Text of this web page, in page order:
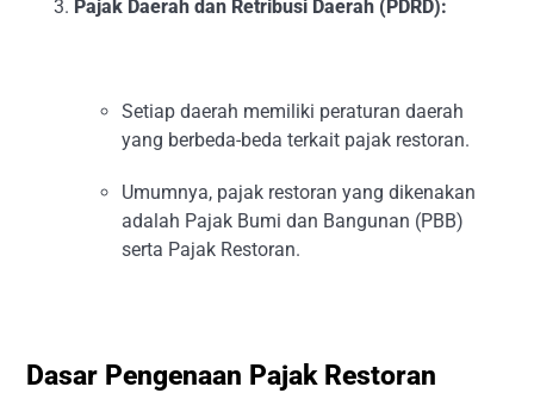
Pajak Daerah dan Retribusi Daerah (PDRD):
Setiap daerah memiliki peraturan daerah
yang berbeda-beda terkait pajak restoran.
Umumnya, pajak restoran yang dikenakan
adalah Pajak Bumi dan Bangunan (PBB)
serta Pajak Restoran.
Dasar Pengenaan Pajak Restoran